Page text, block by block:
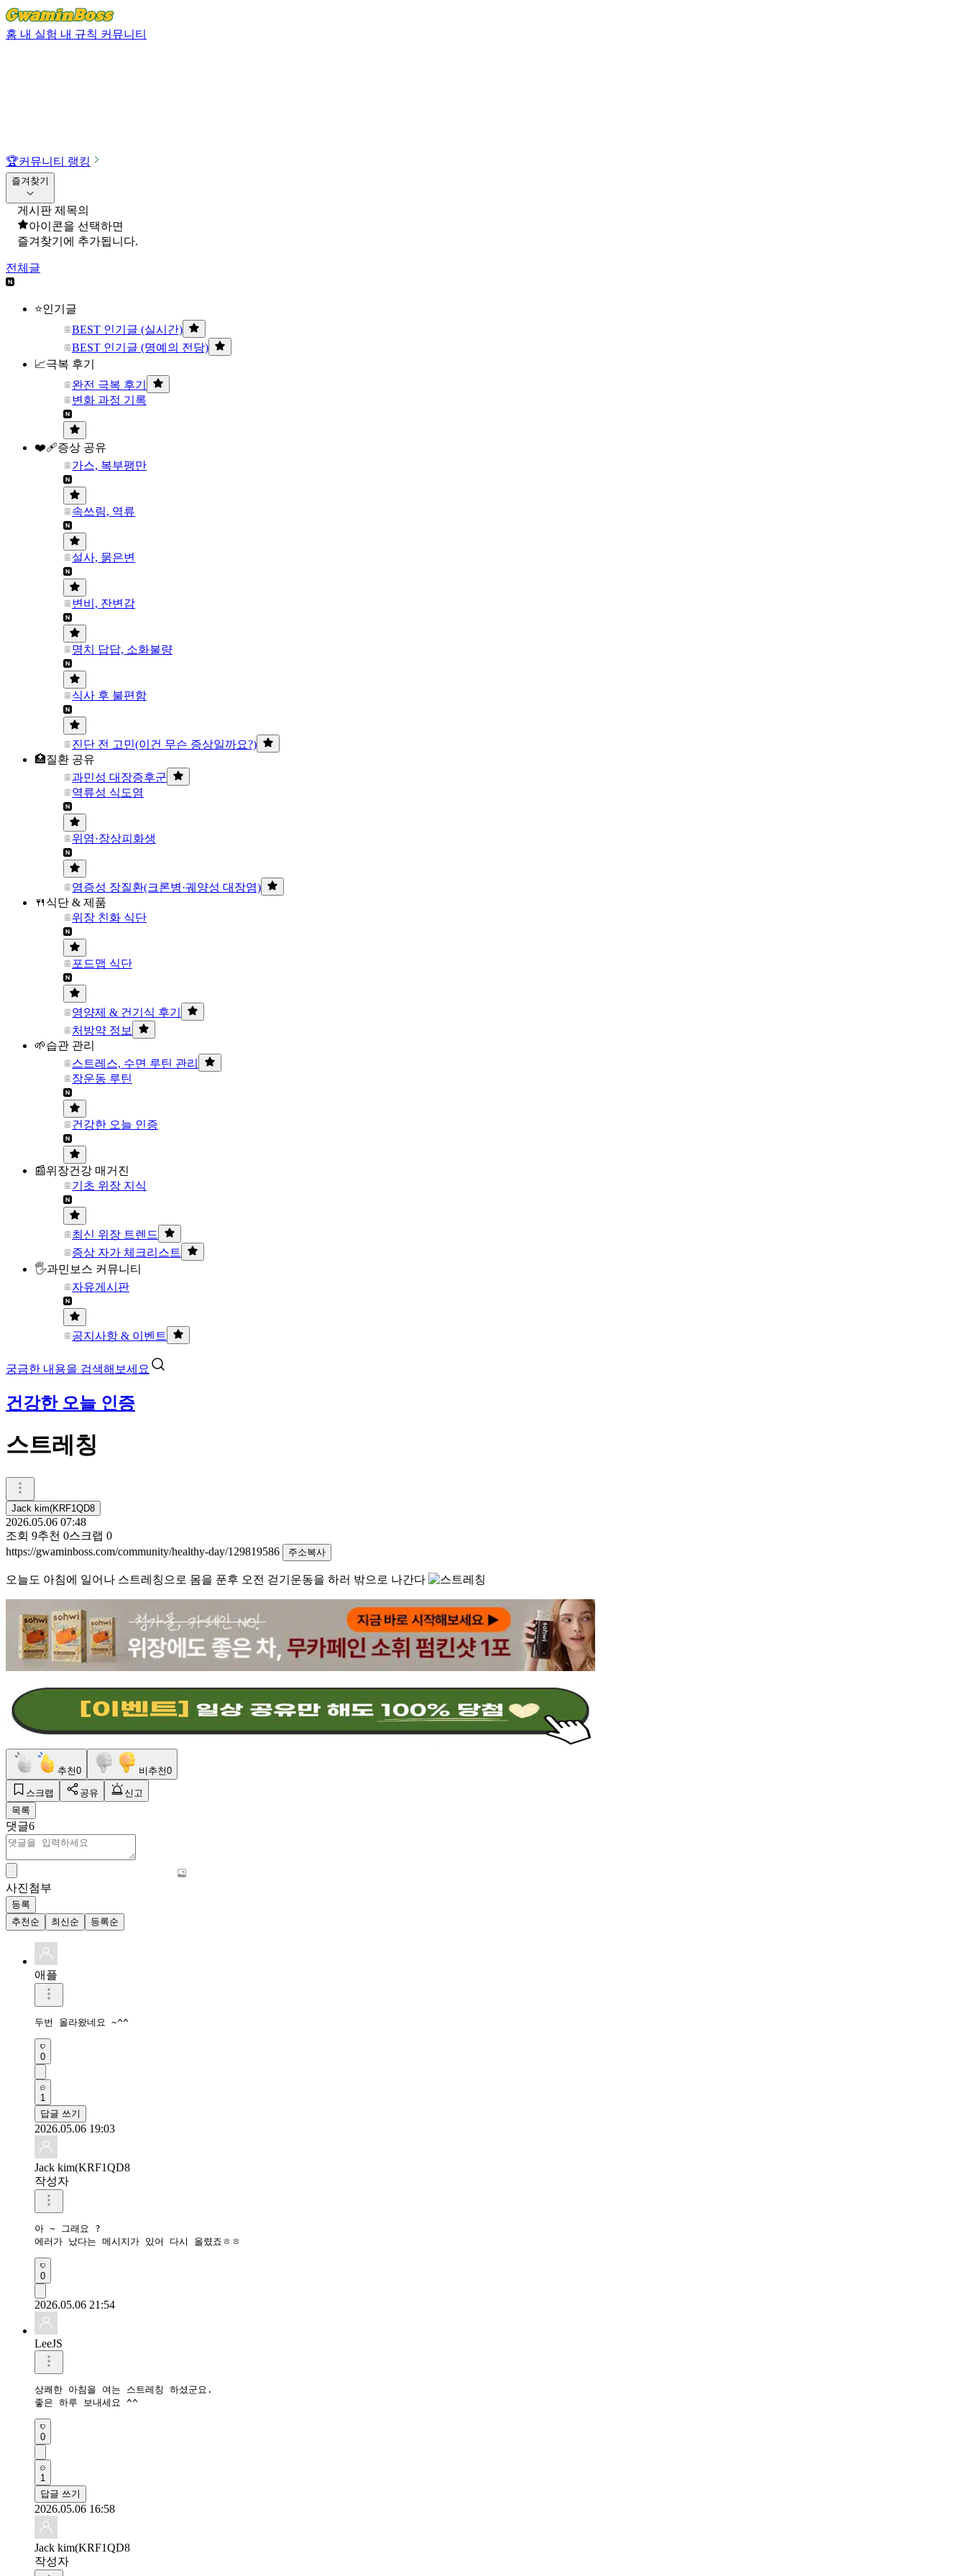
홈 내 실험 내 규칙 커뮤니티
🏆커뮤니티 랭킹
즐겨찾기
게시판 제목의
아이콘을 선택하면
즐겨찾기에 추가됩니다.
전체글
⭐인기글
BEST 인기글 (실시간)
BEST 인기글 (명예의 전당)
📈극복 후기
완전 극복 후기
변화 과정 기록
❤️‍🩹증상 공유
가스, 복부팽만
속쓰림, 역류
설사, 묽은변
변비, 잔변감
명치 답답, 소화불량
식사 후 불편함
진단 전 고민(이건 무슨 증상일까요?)
🏥질환 공유
과민성 대장증후군
역류성 식도염
위염·장상피화생
염증성 장질환(크론병·궤양성 대장염)
🍴식단 & 제품
위장 친화 식단
포드맵 식단
영양제 & 건기식 후기
처방약 정보
🌱습관 관리
스트레스, 수면 루틴 관리
장운동 루틴
건강한 오늘 인증
📰위장건강 매거진
기초 위장 지식
최신 위장 트렌드
증상 자가 체크리스트
🖐과민보스 커뮤니티
자유게시판
공지사항 & 이벤트
궁금한 내용을 검색해보세요
건강한 오늘 인증
스트레칭
Jack kim(KRF1QD8
2026.05.06 07:48
조회 9추천 0스크랩 0
https://gwaminboss.com/community/healthy-day/129819586
주소복사
오늘도 아침에 일어나 스트레칭으로 몸을 푼후 오전 걷기운동을 하러 밖으로 나간다
추천0 비추천0
스크랩 공유
신고
목록
댓글6
사진첨부
등록
추천순
최신순 등록순
애플
두번 올라왔네요 ~^^
0
1
답글 쓰기
2026.05.06 19:03
Jack kim(KRF1QD8
작성자
아 ~ 그래요 ?
에러가 났다는 메시지가 있어 다시 올렸죠ㅎㅎ
0
2026.05.06 21:54
LeeJS
상쾌한 아침을 여는 스트레칭 하셨군요.
좋은 하루 보내세요 ^^
0
1
답글 쓰기
2026.05.06 16:58
Jack kim(KRF1QD8
작성자